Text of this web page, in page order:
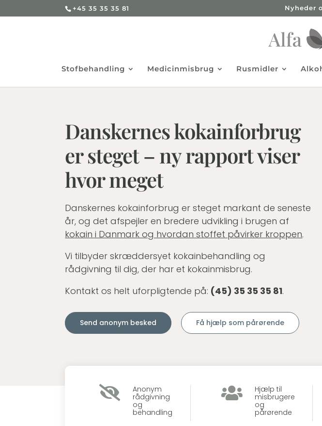
+45 35 35 35 81 Nyheder
Stofbehandling Medicinmisbrug Rusmidler
Danskernes kokainforbrug
er steget – ny rapport viser
hvor meget
Danskernes kokainforbrug er steget markant de seneste
år, og det afspejler en bredere udvikling i brugen af
kokain i Danmark og hvordan stoffet påvirker kroppen.
Vi tilbyder skræddersyet kokainbehandling og
rådgivning til dig, der har et kokainmisbrug.
Kontakt os helt uforpligtende på: (45) 35 35 35 81.
Send anonym besked Få hjælp som pårørende

Anonym
rådgivning
og
behandling

Hjælp til
misbrugere
og
pårørende